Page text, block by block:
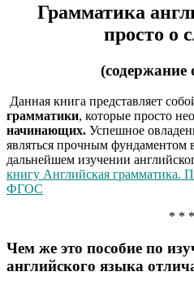
Грамматика
просто о
(содержание
Данная книга представляет
грамматики, которые просто
начинающих. Успешное
являться прочным фундаментом
дальнейшем изучении
книгу Английская грамматика.
ФГОС
* * *
Чем же это пособие по
английского языка